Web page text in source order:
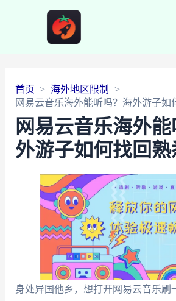
首页
海外地区限制
网易云音乐海外能听吗？海外游子如
网易云音乐海外
外游子如何找回
身处异国他乡，想打开网易云音乐刷